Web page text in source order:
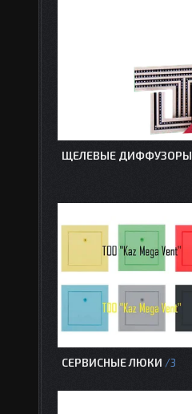
ЩЕЛЕВЫЕ ДИФФУЗОРЫ
СЕРВИСНЫЕ ЛЮКИ 3